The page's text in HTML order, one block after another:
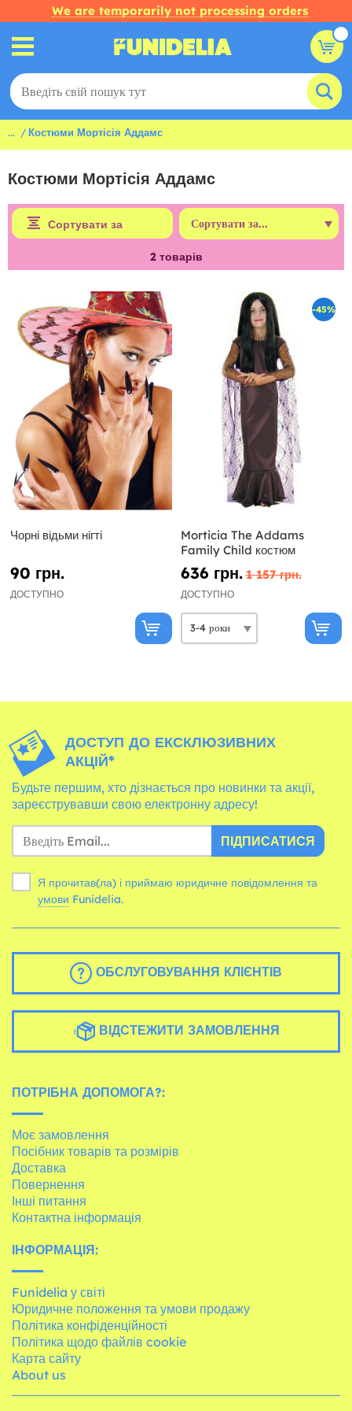
We are temporarily not processing orders
... Костюми Мортісія Аддамс
Костюми Мортісія Аддамс
Сортувати за
2товарів
Чорні відьми нігті
90 грн.
ДОСТУПНО
-45%
Morticia The Addams
Family Child костюм
636 грн. 1 157 грн.
ДОСТУПНО
ДОСТУП ДО ЕКСКЛЮЗИВНИХ
АКЦІЙ*
Будьте першим, хто дізнається про новинки та акції,
зареєструвавши свою електронну адресу!
ПІДПИСАТИСЯ
Я прочитав(ла) і приймаю юридичне повідомлення та
умови Funidelia.
ОБСЛУГОВУВАННЯ КЛІЄНТІВ
ВІДСТЕЖИТИ ЗАМОВЛЕННЯ
ПОТРІБНА ДОПОМОГА?:
Моє замовлення
Посібник товарів та розмірів
Доставка
Повернення
Інші питання
Контактна інформація
ІНФОРМАЦІЯ:
Funidelia у світі
Юридичне положення та умови продажу
Політика конфіденційності
Політика щодо файлів cookie
Карта сайту
About us